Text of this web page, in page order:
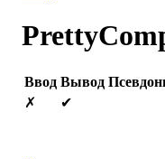
Ввод Вывод
✗
✔